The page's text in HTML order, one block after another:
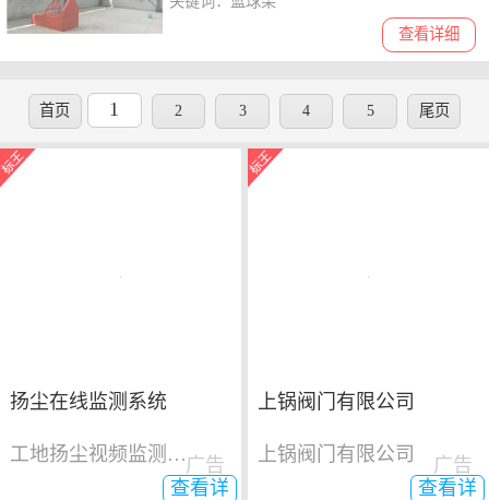
查看详细
首页 1 2 3 4 5 尾页
扬尘在线监测系统
工地扬尘视频监测系统
查看详
广告
上锅阀门有限公司
上锅阀门有限公司
查看详
广告